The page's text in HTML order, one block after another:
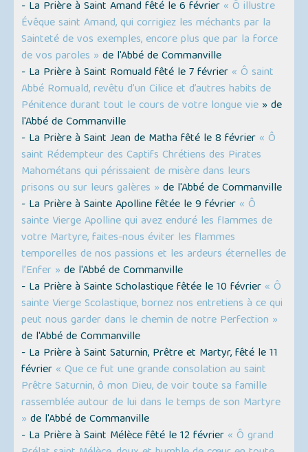
- La Prière à Saint Amand fêté le 6 février « Ô illustre
Évêque saint Amand, qui corrigiez les méchants par la
Sainteté de vos exemples, encore plus que par la force
de vos paroles » de l'Abbé de Commanville
- La Prière à Saint Romuald fêté le 7 février « Ô saint
Abbé Romuald, revêtu d’un Cilice et d’autres habits de
Pénitence durant tout le cours de votre longue vie » de
l'Abbé de Commanville
- La Prière à Saint Jean de Matha fêté le 8 février « Ô
saint Rédempteur des Captifs Chrétiens des Pirates
Mahométans qui périssaient de misère dans leurs
prisons ou sur leurs galères » de l'Abbé de Commanville
- La Prière à Sainte Apolline fêtée le 9 février « Ô
sainte Vierge Apolline qui avez enduré les flammes de
votre Martyre, faites-nous éviter les flammes
temporelles de nos passions et les ardeurs éternelles de
l’Enfer » de l'Abbé de Commanville
- La Prière à Sainte Scholastique fêtée le 10 février « Ô
sainte Vierge Scolastique, bornez nos entretiens à ce qui
peut nous garder dans le chemin de notre Perfection »
de l'Abbé de Commanville
- La Prière à Saint Saturnin, Prêtre et Martyr, fêté le 11
février « Que ce fut une grande consolation au saint
Prêtre Saturnin, ô mon Dieu, de voir toute sa famille
rassemblée autour de lui dans le temps de son Martyre
» de l'Abbé de Commanville
- La Prière à Saint Mélèce fêté le 12 février « Ô grand